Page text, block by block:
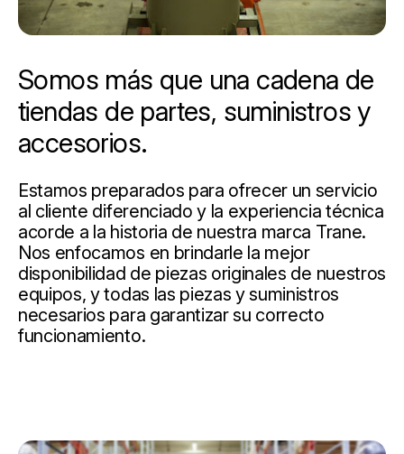
Somos más que una cadena de
tiendas de partes, suministros y
accesorios.
Estamos preparados para ofrecer un servicio
al cliente diferenciado y la experiencia técnica
acorde a la historia de nuestra marca Trane.
Nos enfocamos en brindarle la mejor
disponibilidad de piezas originales de nuestros
equipos, y todas las piezas y suministros
necesarios para garantizar su correcto
funcionamiento.